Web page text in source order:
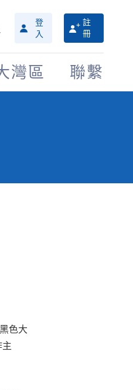
搜
尋
介
面
登
入
註
冊
灣區 聯繫
色大
主